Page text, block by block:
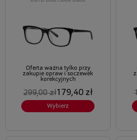
Oferta ważna tylko przy
zakupie opraw i soczewek
korekcyjnych
299,00 zł179,40 zł
Wybierz